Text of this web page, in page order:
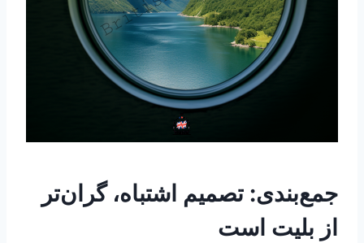
جمع‌بندی: تصمیم اشتباه، گران‌تر
از بلیت است